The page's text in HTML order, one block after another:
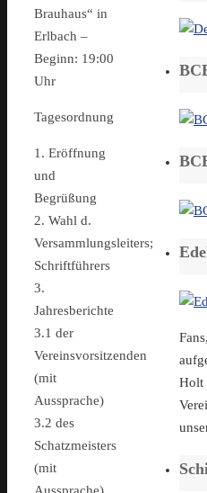
Brauhaus“ in
Erlbach –
Beginn: 19:00
Uhr
Tagesordnung
1. Eröffnung
und
Begrüßung
2. Wahl d.
Versammlungsleiters;
Schriftführers
3.
Jahresberichte
3.1 der
Vereinsvorsitzenden
(mit
Aussprache)
3.2 des
Schatzmeisters
(mit
Holt